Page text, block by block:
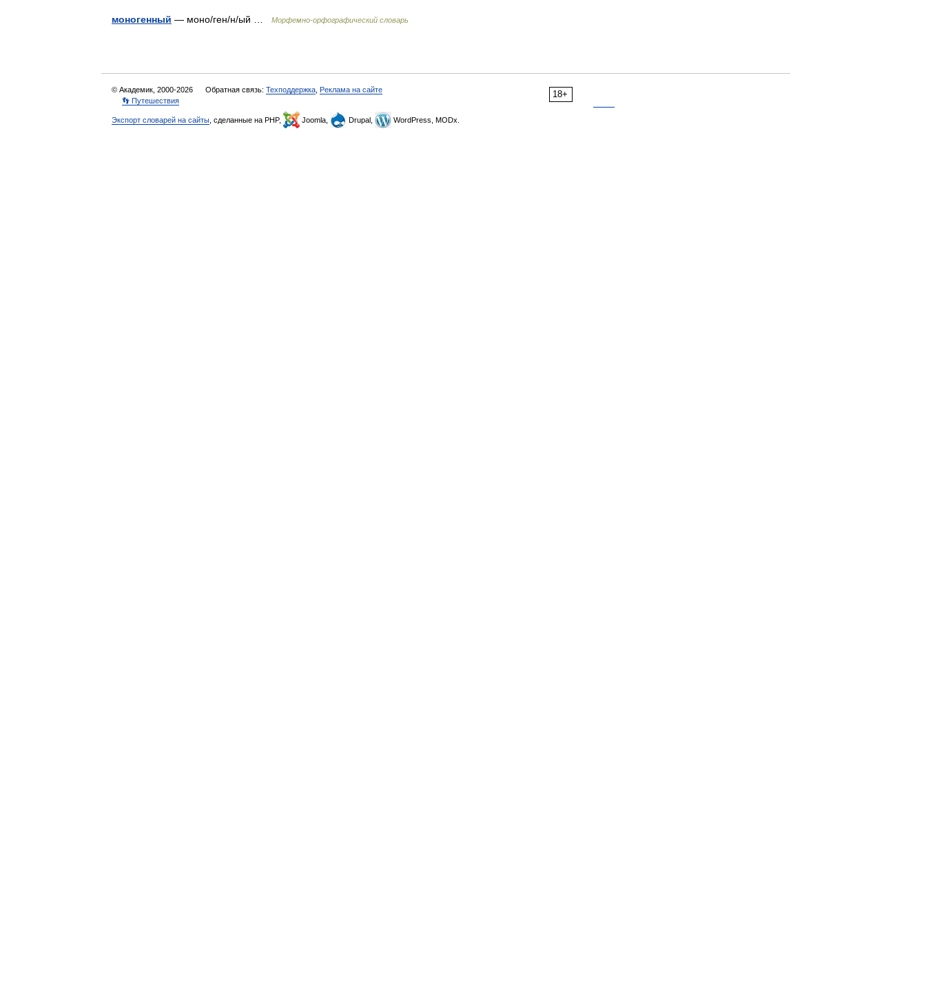
моногенный — моно/ген/н/ый … Морфемно-орфографический словарь
18+
© Академик, 2000-2026 Обратная связь: Техподдержка Реклама на сайте
👣 Путешествия
Экспорт словарей на сайты , сделанные на PHP, Joomla, Drupal, WordPress, MODx.